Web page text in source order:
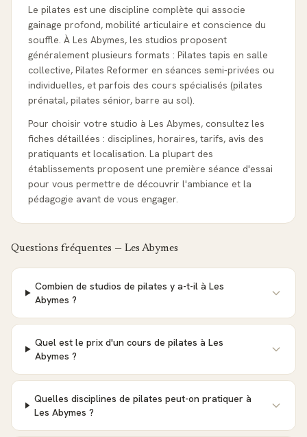
Le pilates est une discipline complète qui associe
gainage profond, mobilité articulaire et conscience du
souffle. À Les Abymes, les studios proposent
généralement plusieurs formats : Pilates tapis en salle
collective, Pilates Reformer en séances semi-privées ou
individuelles, et parfois des cours spécialisés (pilates
prénatal, pilates sénior, barre au sol).
Pour choisir votre studio à Les Abymes, consultez les
fiches détaillées : disciplines, horaires, tarifs, avis des
pratiquants et localisation. La plupart des
établissements proposent une première séance d'essai
pour vous permettre de découvrir l'ambiance et la
pédagogie avant de vous engager.
Questions fréquentes — Les Abymes
Combien de studios de pilates y a-t-il à Les
Abymes ?
Quel est le prix d'un cours de pilates à Les
Abymes ?
Quelles disciplines de pilates peut-on pratiquer à
Les Abymes ?